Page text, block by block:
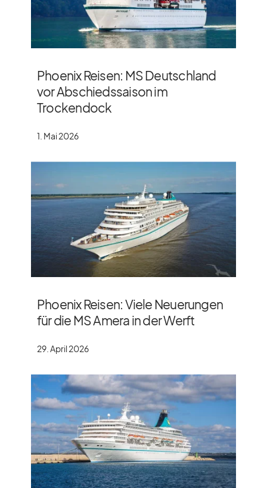
Phoenix Reisen: MS Deutschland
vor Abschiedssaison im
Trockendock
1. Mai 2026
Phoenix Reisen: Viele Neuerungen
für die MS Amera in der Werft
29. April 2026